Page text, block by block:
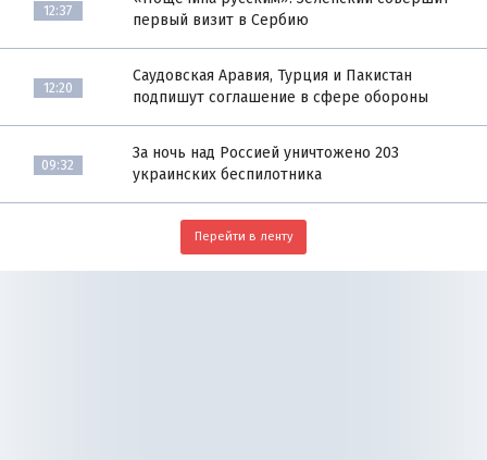
12:37
первый визит в Сербию
12:20
Саудовская Аравия, Турция и Пакистан
подпишут соглашение в сфере обороны
09:32
За ночь над Россией уничтожено 203
украинских беспилотника
Перейти в ленту